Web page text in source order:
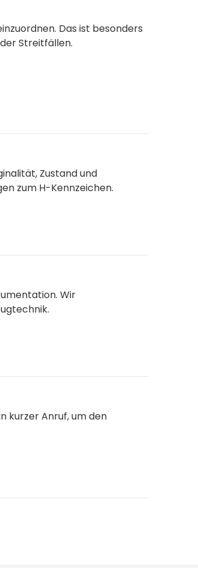
Das ist besonders
Streitfällen.
Zustand und
zum H-Kennzeichen.
Wir
kurzer Anruf, um den